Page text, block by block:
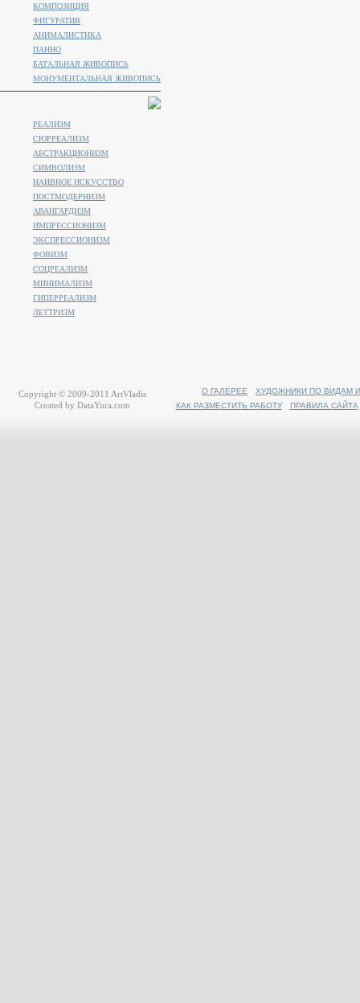
КОМПОЗИЦИЯ
ФИГУРАТИВ
АНИМАЛИСТИКA
ПАННО
БАТАЛЬНАЯ ЖИВОПИСЬ
МОНУМЕНТАЛЬНАЯ ЖИВОПИСЬ
РЕАЛИЗМ
СЮРРЕАЛИЗМ
АБСТРАКЦИОНИЗМ
СИМВОЛИЗМ
НАИВНОЕ ИСКУССТВО
ПОСТМОДЕРНИЗМ
АВАНГАРДИЗМ
ИМПРЕССИОНИЗМ
ЭКСПРЕССИОНИЗМ
ФОВИЗМ
СОЦРЕАЛИЗМ
МИНИМАЛИЗМ
ГИПЕРРЕАЛИЗМ
ЛЕТТРИЗМ
О ГАЛЕРЕЕ
ХУДОЖНИКИ ПО ВИДАМ
КАК РАЗМЕСТИТЬ РАБОТУ
ПРАВИЛА САЙТА
Copyright © 2009-2011 ArtVladis
Created by DataYura.com